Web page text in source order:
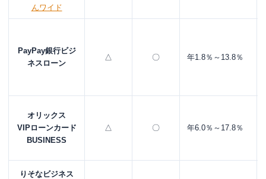
起業したてなら公的機関の融資を利用
んワイド
PayPay銀行ビジ
ネスローン
△ 〇 年1.8％～13.8％
オリックス
VIPローンカード
BUSINESS
△ 〇 年6.0％～17.8％
りそなビジネス